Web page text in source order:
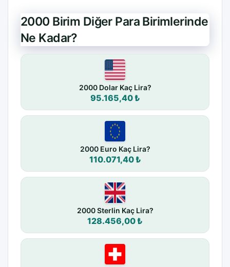
2000 Birim Diğer Para Birimlerinde
Ne Kadar?
2000 Dolar Kaç Lira?
95.165,40 ₺
2000 Euro Kaç Lira?
110.071,40 ₺
2000 Sterlin Kaç Lira?
128.456,00 ₺